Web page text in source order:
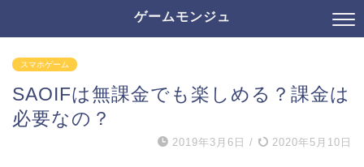
ゲームモンジュ
スマホゲーム
SAOIFは無課金でも楽しめる？課金は
必要なの？
2019年3月6日 / 2020年5月10日